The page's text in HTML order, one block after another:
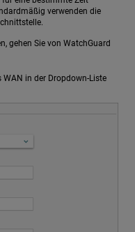
verwenden die
gehen Sie von WatchGuard
WAN in der Dropdown-Liste